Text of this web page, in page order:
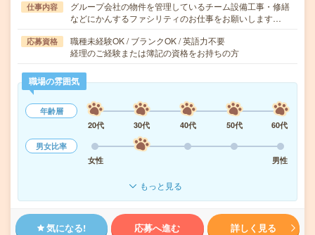
仕事内容
グループ会社の物件を管理しているチーム設備工事・修繕
などにかんするファシリティのお仕事をお願いします…
応募資格
職種未経験OK / ブランクOK / 英語力不要
経理のご経験または簿記の資格をお持ちの方
職場の雰囲気
年齢層
20代
30代 40代 50代
60代
男女比率
女性
男性
もっと見る
気になる! 応募へ進む 詳しく見る